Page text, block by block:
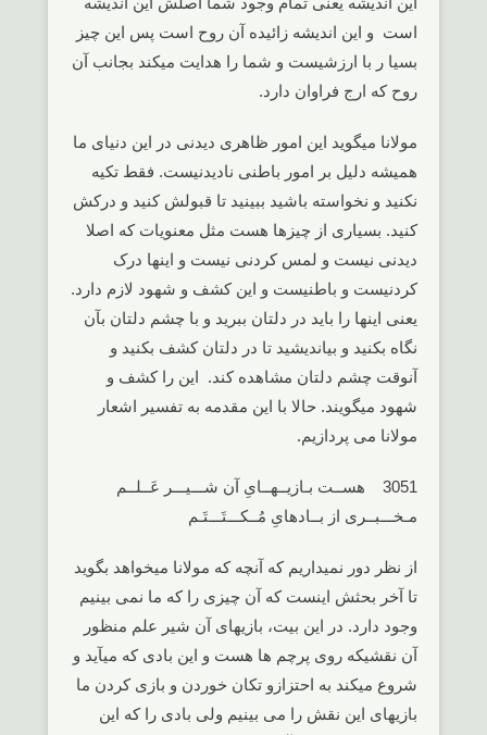
است و این اندیشه زائیده آن روح است پس این چیز
بسیا ر با ارزشیست و شما را هدایت میکند بجانب آن
روح که ارج فراوان دارد.
مولانا میگوید این امور ظاهری دیدنی در این دنیای ما
همیشه دلیل بر امور باطنی نادیدنیست. فقط تکیه
نکنید و نخواسته باشید ببینید تا قبولش کنید و درکش
کنید. بسیاری از چیزها هست مثل معنویات که اصلا
دیدنی نیست و لمس کردنی نیست و اینها درک
کردنیست و باطنیست و این کشف و شهود لازم دارد.
یعنی اینها را باید در دلتان ببرید و با چشم دلتان بآن
نگاه بکنید و بیاندیشید تا در دلتان کشف بکنید و
آنوقت چشم دلتان مشاهده کند. این را کشف و
شهود میگویند. حالا با این مقدمه به تفسیر اشعار
مولانا می پردازیم.
3051 هســت بـازیــهــایِ آن شـــیـــر عَــلــم
مـخـــبــری از بــادهایِ مُــکـــتَـــتَـم
از نظر دور نمیداریم که آنچه که مولانا میخواهد بگوید
تا آخر بحثش اینست که آن چیزی را که ما نمی بینیم
وجود دارد. در این بیت، بازیهای آن شیر علم منظور
آن نقشیکه روی پرچم ها هست و این بادی که میآید و
شروع میکند به احتزازو تکان خوردن و بازی کردن ما
بازیهای این نقش را می بینیم ولی بادی را که این